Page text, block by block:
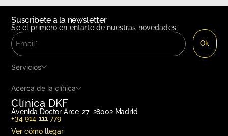
Clínica DKF
Avenida Doctor Arce, 27 28002 Madrid
+34 914 111 779
Ver cómo llegar
Suscribete a la newsletter
Se el primero en entarte de nuestras novedades.
Servicios
Acerca de la clínica